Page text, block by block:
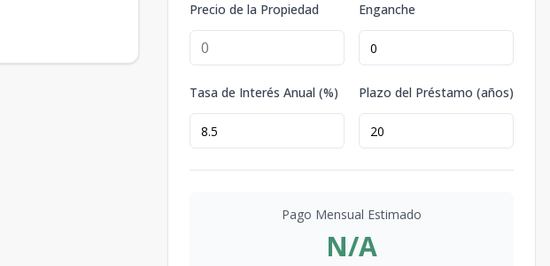
Precio de la Propiedad Enganche
Tasa de Interés Anual (%) Plazo del Préstamo (años)
Pago Mensual Estimado
N/A